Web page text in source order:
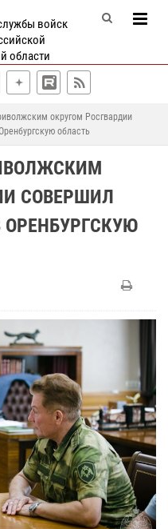
войск
области
округом Росгвардии
область
СОВЕРШИЛ